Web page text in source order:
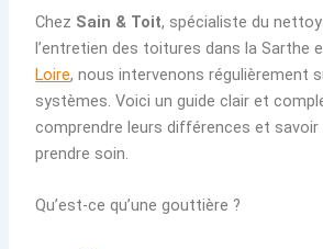
Chez Sain & Toit, spécialiste du
l’entretien des toitures dans la Sarthe
Loire, nous intervenons régulièrement
systèmes. Voici un guide clair et
comprendre leurs différences et
prendre soin.
Qu’est-ce qu’une gouttière ?